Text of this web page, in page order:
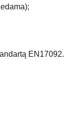
EN17092.